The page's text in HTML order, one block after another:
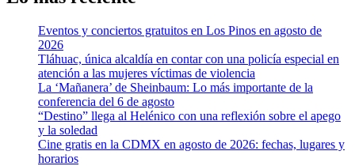
Eventos y conciertos gratuitos en Los Pinos en agosto de
2026
Tláhuac, única alcaldía en contar con una policía especial en
atención a las mujeres víctimas de violencia
La ‘Mañanera’ de Sheinbaum: Lo más importante de la
conferencia del 6 de agosto
“Destino” llega al Helénico con una reflexión sobre el apego
y la soledad
Cine gratis en la CDMX en agosto de 2026: fechas, lugares y
horarios